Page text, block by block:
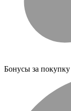
Бонусы за покупку